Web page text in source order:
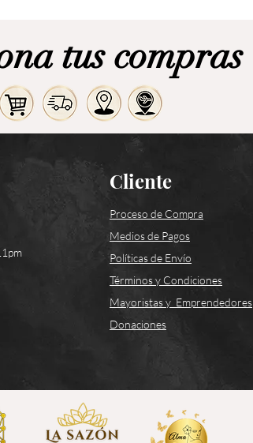
tus compras
Cliente
Proceso de Compra
Medios de Pagos
Políticas de Envío
Términos y Condiciones
Mayoristas y Emprendedores
Donaciones